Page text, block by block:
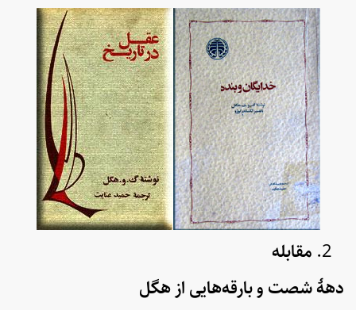
مقابله
دهۀ شصت و بارقه‌هایی از هگل